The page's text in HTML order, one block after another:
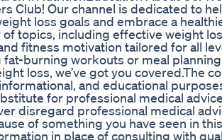
Club! Our channel is dedicated to
loss goals and embrace a
of topics, including effective weight
fitness motivation tailored for all
fat-burning workouts or meal
loss, we’ve got you covered.The
and educational
for professional medical
disregard professional medical
of something you have seen in
in place of consulting with